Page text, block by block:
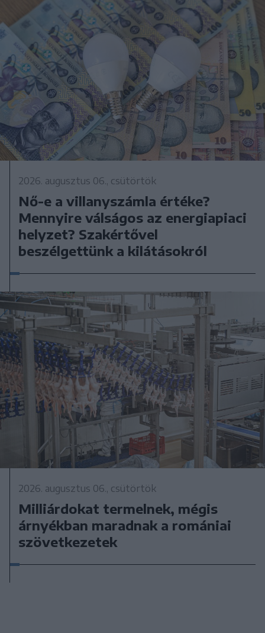
2026. augusztus 06., csütörtök
Nő-e a villanyszámla értéke?
Mennyire válságos az energiapiaci
helyzet? Szakértővel
beszélgettünk a kilátásokról
2026. augusztus 06., csütörtök
Milliárdokat termelnek, mégis
árnyékban maradnak a romániai
szövetkezetek